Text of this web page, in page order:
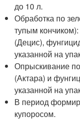
до 10 л.
Обработка по
тупым
(Децис),
указанной на
Опрыскивание
(Актара) и
указанной на
В период
купоросом.